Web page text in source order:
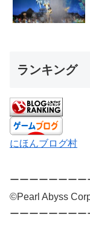
ランキング
にほんブログ村
ーーーーーーーー
©Pearl Abyss
ーーーーーーーー